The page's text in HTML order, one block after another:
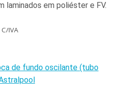
laminados em poliéster e FV.
C/IVA